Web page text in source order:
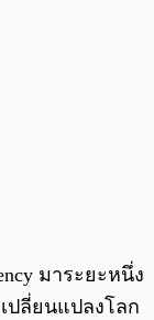
มาระยะหนึ่ง
ปลี่ยนแปลงโลก